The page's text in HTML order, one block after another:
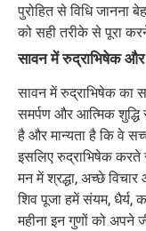
पुरोहित से विधि जानना
को सही तरीके से पूरा
सावन में रुद्राभिषेक
सावन में रुद्राभिषेक का
समर्पण और आत्मिक
है और मान्यता है कि वे
इसलिए रुद्राभिषेक करते
मन में श्रद्धा, अच्छे
शिव पूजा हमें संयम,
महीना इन गुणों को